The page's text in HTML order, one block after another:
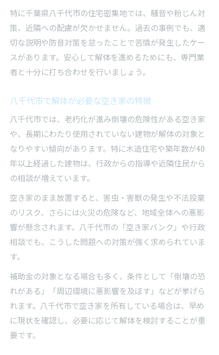
特に千葉県八千代市の住宅密集地では、騒音や粉じん対
策、近隣への配慮が欠かせません。過去の事例でも、適
切な説明や防音対策を怠ったことで苦情が発生したケー
スがあります。安心して解体を進めるためにも、専門業
者と十分に打ち合わせを行いましょう。
八千代市で解体が必要な空き家の特徴
八千代市では、老朽化が進み倒壊の危険性がある空き家
や、長期にわたり使用されていない建物が解体の対象と
なりやすい傾向があります。特に木造住宅や築年数が40
年以上経過した建物は、行政からの指導や近隣住民から
の相談が増えています。
空き家のまま放置すると、害虫・害獣の発生や不法投棄
のリスク、さらには火災の危険など、地域全体への悪影
響が懸念されます。八千代市の「空き家バンク」や行政
相談でも、こうした問題への対策が強く求められていま
す。
補助金の対象となる場合も多く、条件として「倒壊の恐
れがある」「周辺環境に悪影響を及ぼす」などが挙げら
れます。八千代市で空き家を所有している場合は、早め
に現状を確認し、必要に応じて解体を検討することが重
要です。